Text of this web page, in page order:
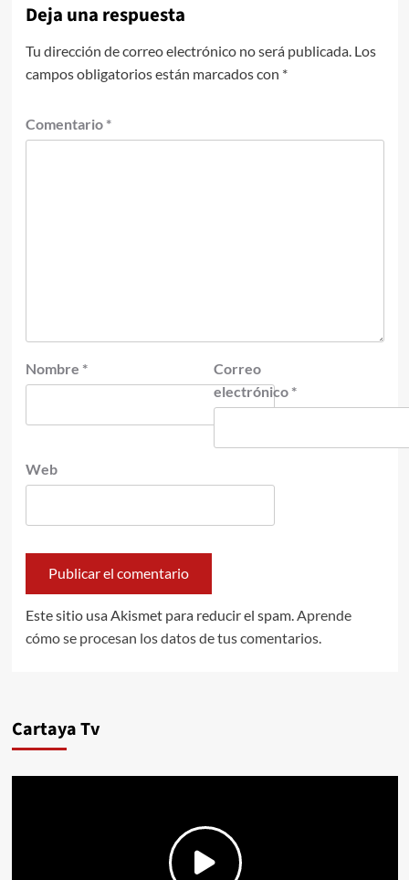
Deja una respuesta
Tu dirección de correo electrónico no será publicada. Los
campos obligatorios están marcados con *
Comentario *
Nombre *
Correo
electrónico *
Web
Este sitio usa Akismet para reducir el spam. Aprende
cómo se procesan los datos de tus comentarios.
Cartaya Tv